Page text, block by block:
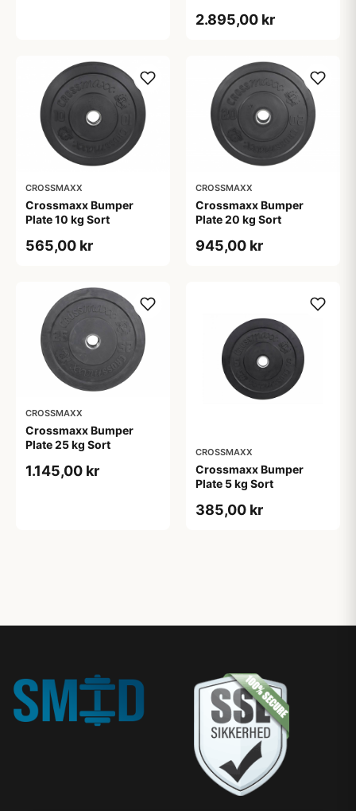
2.895,00 kr
CROSSMAXX
Crossmaxx Bumper
Plate 10 kg Sort
565,00 kr
CROSSMAXX
Crossmaxx Bumper
Plate 20 kg Sort
945,00 kr
CROSSMAXX
Crossmaxx Bumper
Plate 25 kg Sort
1.145,00 kr
CROSSMAXX
Crossmaxx Bumper
Plate 5 kg Sort
385,00 kr